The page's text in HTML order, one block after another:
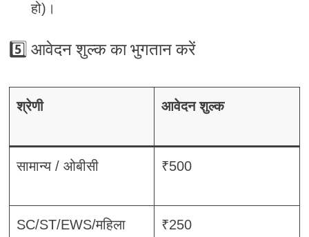
हो)।
5️⃣ आवेदन शुल्क का भुगतान करें
श्रेणी आवेदन शुल्क
सामान्य / ओबीसी ₹500
SC/ST/EWS/महिला ₹250